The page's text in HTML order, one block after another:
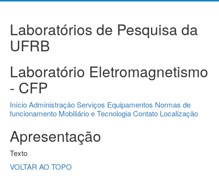
Laboratórios de Pesquisa da
UFRB
Laboratório Eletromagnetismo
- CFP
InícioAdministraçãoServiços Equipamentos Normas de
funcionamento Mobiliário e TecnologiaContato Localização
Apresentação
Texto
VOLTAR AO TOPO